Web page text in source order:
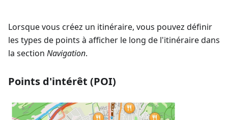
Lorsque vous créez un itinéraire, vous pouvez définir
les types de points à afficher le long de l'itinéraire dans
la section Navigation.
Points d'intérêt (POI)